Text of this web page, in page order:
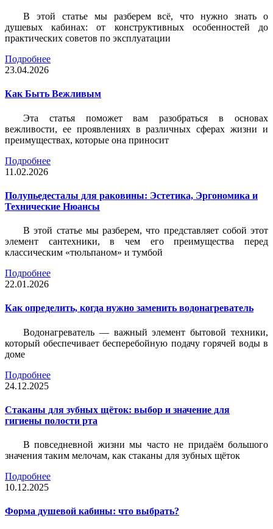
В этой статье мы разберем всё, что нужно знать о
душевых кабинах: от конструктивных особенностей до
практических советов по эксплуатации
Подробнее
23.04.2026
Как Быть Вежливым
Эта статья поможет вам разобраться в основах
вежливости, ее проявлениях в различных сферах жизни и
преимуществах, которые она приносит
Подробнее
11.02.2026
Полупьедесталы для раковины: Эстетика, Эргономика и
Технические Нюансы
В этой статье мы разберем, что представляет собой этот
элемент сантехники, в чем его преимущества перед
классическим «тюльпаном» и тумбой
Подробнее
22.01.2026
Как определить, когда нужно заменить водонагреватель
Водонагреватель — важный элемент бытовой техники,
который обеспечивает бесперебойную подачу горячей воды в
доме
Подробнее
24.12.2025
Стаканы для зубных щёток: выбор и значение для
гигиены полости рта
В повседневной жизни мы часто не придаём большого
значения таким мелочам, как стаканы для зубных щёток
Подробнее
10.12.2025
Форма душевой кабины: что выбрать?